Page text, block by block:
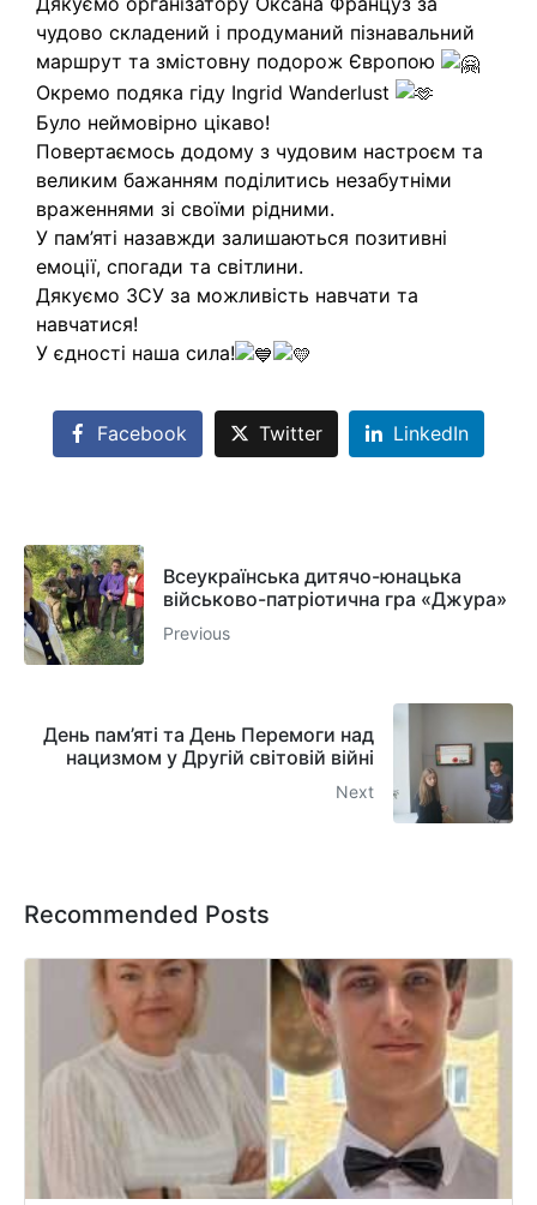
чудово складений і продуманий пізнавальний
маршрут та змістовну подорож Європою
Окремо подяка гіду Ingrid Wanderlust
Було неймовірно цікаво!
Повертаємось додому з чудовим настроєм та
великим бажанням поділитись незабутніми
враженнями зі своїми рідними.
У пам’яті назавжди залишаються позитивні
емоції, спогади та світлини.
Дякуємо ЗСУ за можливість навчати та
навчатися!
У єдності наша сила!
Facebook Twitter LinkedIn
Всеукраїнська дитячо-юнацька
військово-патріотична гра «Джура»
Previous
День пам’яті та День Перемоги над
нацизмом у Другій світовій війні
Next
Recommended Posts